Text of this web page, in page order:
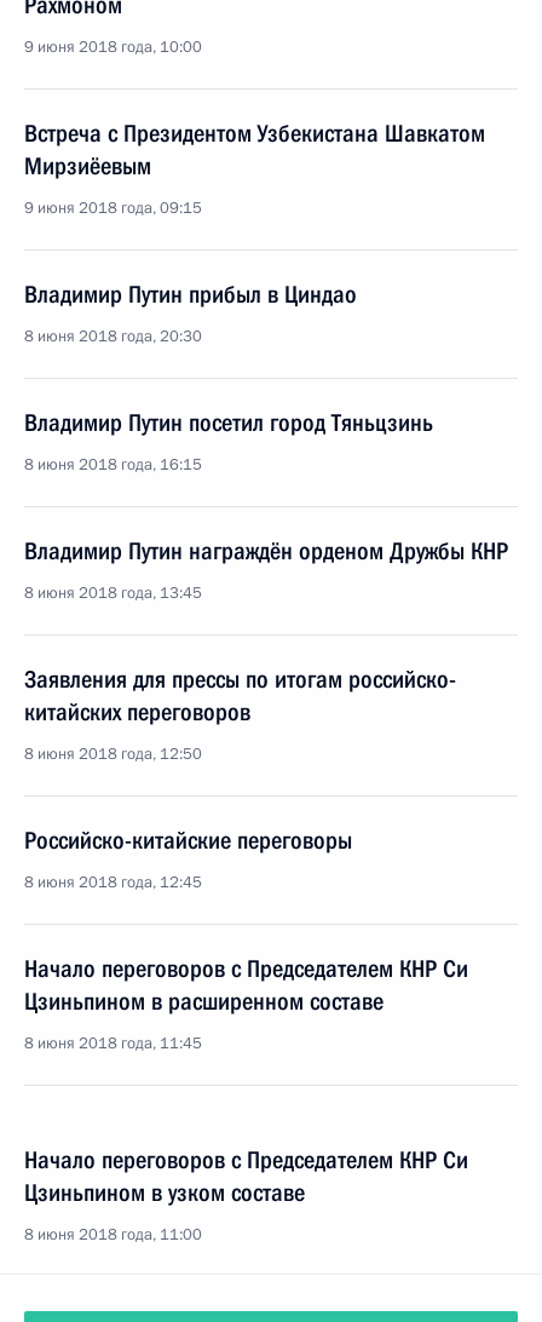
9 июня 2018 года, 10:00
Встреча с Президентом Узбекистана Шавкатом
Мирзиёевым
9 июня 2018 года, 09:15
Владимир Путин прибыл в Циндао
8 июня 2018 года, 20:30
Владимир Путин посетил город Тяньцзинь
8 июня 2018 года, 16:15
Владимир Путин награждён орденом Дружбы КНР
8 июня 2018 года, 13:45
Заявления для прессы по итогам российско-
китайских переговоров
8 июня 2018 года, 12:50
Российско-китайские переговоры
8 июня 2018 года, 12:45
Начало переговоров с Председателем КНР Си
Цзиньпином в расширенном составе
8 июня 2018 года, 11:45
Начало переговоров с Председателем КНР Си
Цзиньпином в узком составе
8 июня 2018 года, 11:00